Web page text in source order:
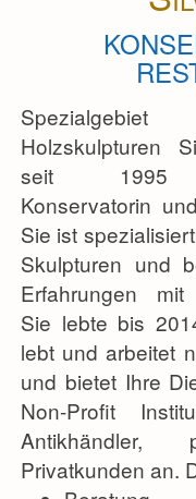
Holzskulpturen
seit 1995
Konservatorin
Sie ist
Skulpturen und
Erfahrungen mit
Sie lebte bis
lebt und arbeitet
und bietet Ihre
Non-Profit
Privatkunden an.